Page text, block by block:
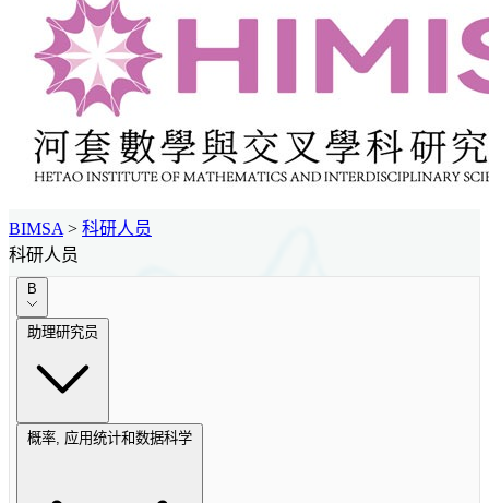
BIMSA > 科研人员
科研人员
B
助理研究员
概率, 应用统计和数据科学